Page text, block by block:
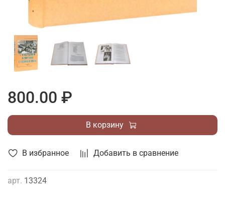
В избранное Добавить в сравнение
арт. 13324
800.00 ₽
В корзину